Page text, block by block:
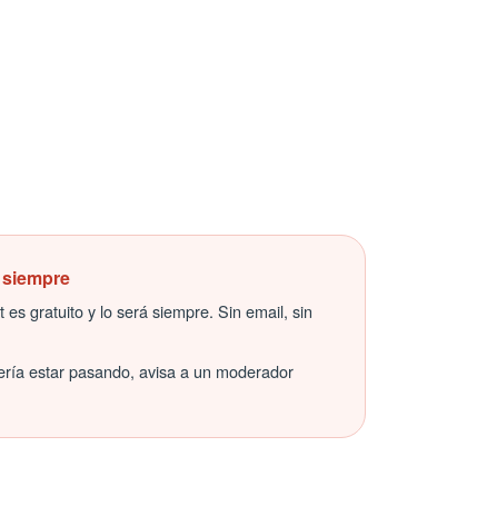
es gratuito y lo será siempre. Sin email, sin
estar pasando, avisa a un moderador